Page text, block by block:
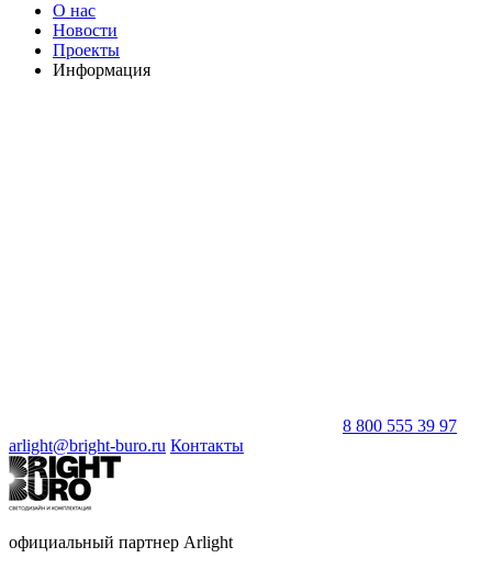
О нас
Новости
Проекты
Информация
8 800 555 39 97
arlight@bright-buro.ru Контакты
официальный партнер Arlight